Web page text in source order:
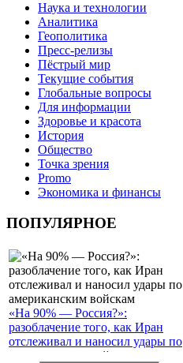
Наука и технологии
Аналитика
Геополитика
Пресс-релизы
Пёстрый мир
Текущие события
Глобальные вопросы
Для информации
Здоровье и красота
История
Общество
Точка зрения
Promo
Экономика и финансы
ПОПУЛЯРНОЕ
«На 90% — Россия?»:
разоблачение того, как Иран
отслеживал и наносил удары по
американским войскам